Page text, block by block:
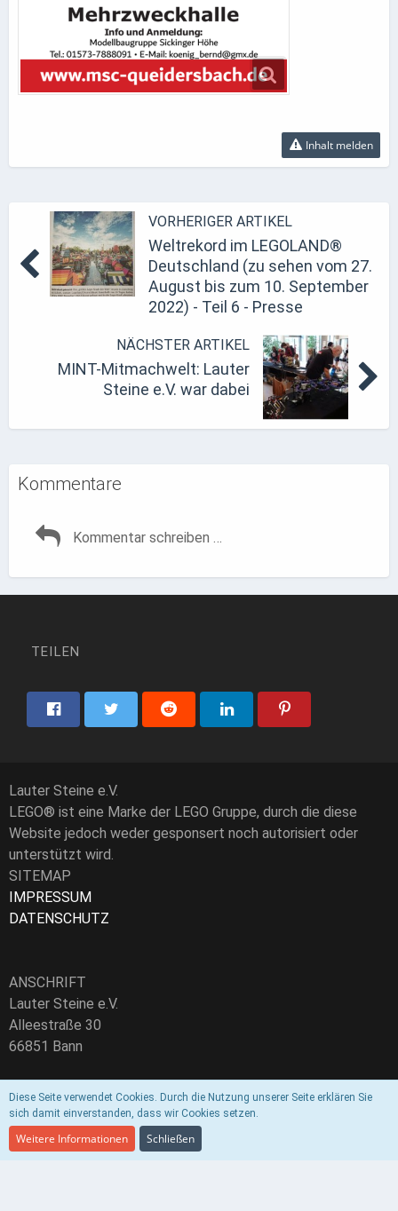
Inhalt melden
VORHERIGER ARTIKEL
Weltrekord im LEGOLAND®
Deutschland (zu sehen vom 27.
August bis zum 10. September
2022) - Teil 6 - Presse
NÄCHSTER ARTIKEL
MINT-Mitmachwelt: Lauter
Steine e.V. war dabei
Kommentare
TEILEN
Lauter Steine e.V.
LEGO® ist eine Marke der LEGO Gruppe, durch die diese
Website jedoch weder gesponsert noch autorisiert oder
unterstützt wird.
SITEMAP
IMPRESSUM
DATENSCHUTZ
ANSCHRIFT
Lauter Steine e.V.
Alleestraße 30
66851 Bann
Vereinsregister-Nr.: VR30652
E-Mail:info@lautersteine.de
Diese Seite verwendet Cookies. Durch die Nutzung unserer Seite erklären Sie
sich damit einverstanden, dass wir Cookies setzen.
Weitere Informationen Schließen